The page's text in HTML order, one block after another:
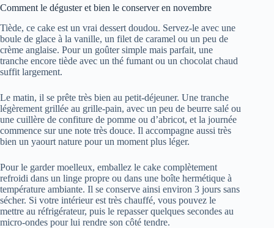
Comment le déguster et bien le conserver en novembre
Tiède, ce cake est un vrai dessert doudou. Servez-le avec une
boule de glace à la vanille, un filet de caramel ou un peu de
crème anglaise. Pour un goûter simple mais parfait, une
tranche encore tiède avec un thé fumant ou un chocolat chaud
suffit largement.
Le matin, il se prête très bien au petit-déjeuner. Une tranche
légèrement grillée au grille-pain, avec un peu de beurre salé ou
une cuillère de confiture de pomme ou d’abricot, et la journée
commence sur une note très douce. Il accompagne aussi très
bien un yaourt nature pour un moment plus léger.
Pour le garder moelleux, emballez le cake complètement
refroidi dans un linge propre ou dans une boîte hermétique à
température ambiante. Il se conserve ainsi environ 3 jours sans
sécher. Si votre intérieur est très chauffé, vous pouvez le
mettre au réfrigérateur, puis le repasser quelques secondes au
micro-ondes pour lui rendre son côté tendre.